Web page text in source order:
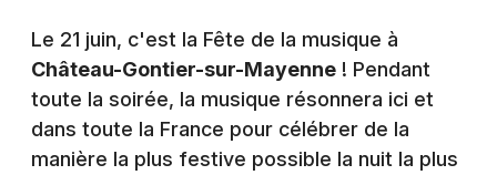
Le 21 juin, c'est la Fête de la musique à
Château-Gontier-sur-Mayenne ! Pendant
toute la soirée, la musique résonnera ici et
dans toute la France pour célébrer de la
manière la plus festive possible la nuit la plus